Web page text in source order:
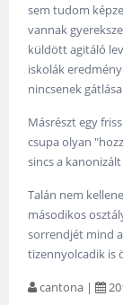
sem tudom
vannak
küldött agitáló
iskolák
nincsenek
Másrészt egy
csupa olyan
sincs a
Talán nem
másodikos
sorrendjét mind
tizennyolcadik is
cantona |